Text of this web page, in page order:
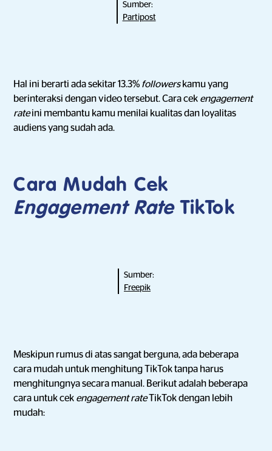
Sumber:
Partipost
Hal ini berarti ada sekitar 13.3% followers kamu yang
berinteraksi dengan video tersebut. Cara cek engagement
rateini membantu kamu menilai kualitas dan loyalitas
audiens yang sudah ada.
Cara Mudah Cek
Engagement RateTikTok
Sumber:
Freepik
Meskipun rumus di atas sangat berguna, ada beberapa
cara mudah untuk menghitung TikTok tanpa harus
menghitungnya secara manual. Berikut adalah beberapa
cara untuk cek engagement rateTikTok dengan lebih
mudah: